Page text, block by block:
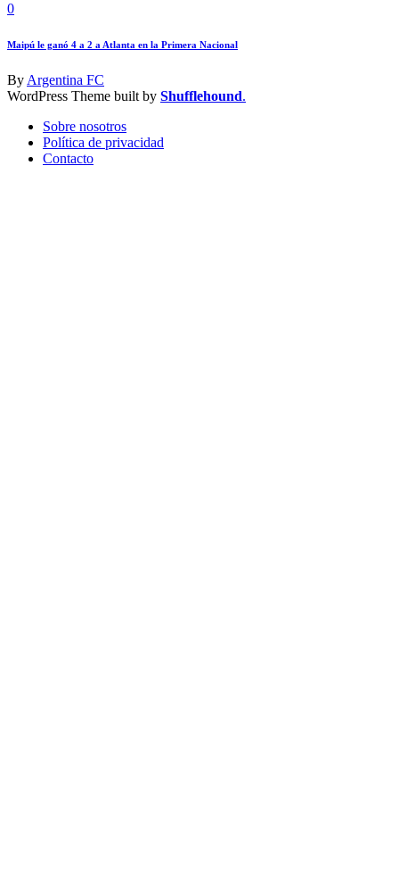
0
Maipú le ganó 4 a 2 a Atlanta en la Primera Nacional
By Argentina FC
WordPress Theme built by Shufflehound.
Sobre nosotros
Política de privacidad
Contacto